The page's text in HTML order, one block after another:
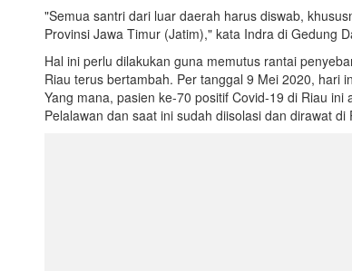
"Semua santri dari luar daerah harus diswab,
Provinsi Jawa Timur (Jatim)," kata Indra di Gedung
Hal ini perlu dilakukan guna memutus rantai
Riau terus bertambah. Per tanggal 9 Mei 2020, hari
Yang mana, pasien ke-70 positif Covid-19 di Riau
Pelalawan dan saat ini sudah diisolasi dan dirawat di